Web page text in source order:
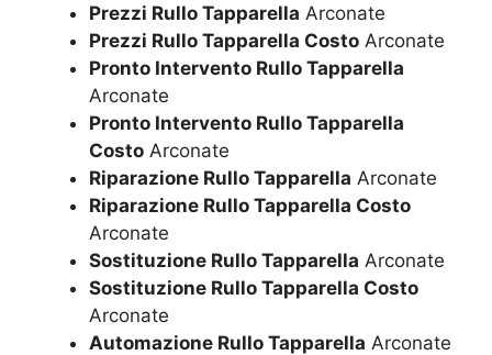
Prezzi Rullo Tapparella Arconate
Prezzi Rullo Tapparella Costo Arconate
Pronto Intervento Rullo Tapparella
Arconate
Pronto Intervento Rullo Tapparella
Costo Arconate
Riparazione Rullo Tapparella Arconate
Riparazione Rullo Tapparella Costo
Arconate
Sostituzione Rullo Tapparella Arconate
Sostituzione Rullo Tapparella Costo
Arconate
Automazione Rullo Tapparella Arconate